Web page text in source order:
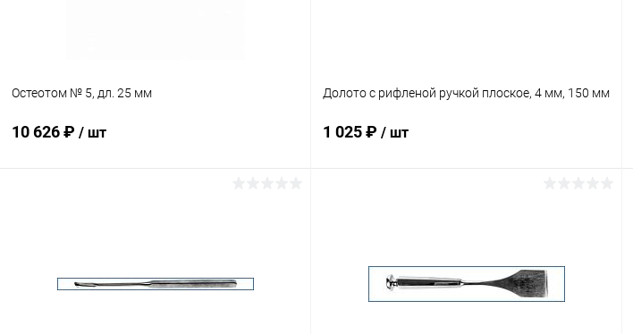
Остеотом № 5, дл. 25 мм
10 626 ₽ / шт
В избранное Под заказ
Долото с рифленой ручкой плоское, 4 мм, 150 мм
1 025 ₽ / шт
В избранное Под заказ